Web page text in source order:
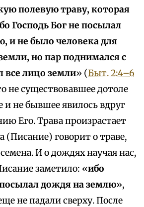
полевую траву, которая
Господь Бог не посылал
и не было человека для
но пар поднимался с
все лицо земли» (Быт. 2:4–6
не существовавшее дотоле
не бывшее явилось вдруг
Его. Трава произрастает
(Писание) говорит о траве,
И о дождях научая нас,
заметило: «ибо
посылал дождя на землю»,
не падали сверху. После